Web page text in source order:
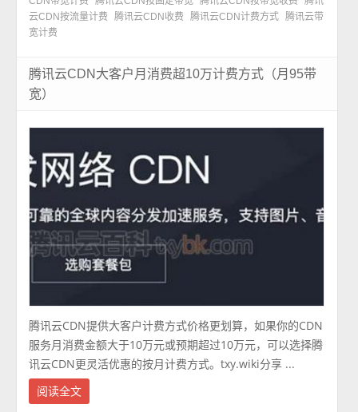
云CDN按流量计费
腾讯云CDN收费 腾讯云CDN计费方式 腾讯云带
宽计费
腾讯云CDN大客户月消费超10万计费方式（月95带
宽）
腾讯云CDN提供大客户计费方式价格更划算，如果你的CDN
服务月消费金额大于10万元或预期超过10万元，可以选择腾
讯云CDN更灵活优惠的按月计费方式。txy.wiki分享 ...
阅读全文